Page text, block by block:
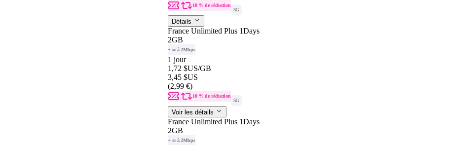
10 % de réduction
5G
Détails
France Unlimited Plus 1Days
2GB
+ ∞ à 2Mbps
1 jour
1,72 $US/GB
3,45 $US
(2,99 €)
10 % de réduction
5G
Voir les détails
France Unlimited Plus 1Days
2GB
+ ∞ à 2Mbps